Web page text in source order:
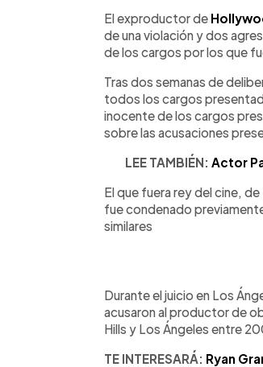
► Escuchar
El exproductor de
de una violación y dos
de los cargos por los que
Tras dos semanas de
todos los cargos
inocente de los cargos
sobre las acusaciones
LEE TAMBIÉN: Actor
El que fuera rey del cine,
fue condenado
similares
Durante el juicio en Los
acusaron al productor de
Hills y Los Ángeles entre
TE INTERESARÁ: Ryan